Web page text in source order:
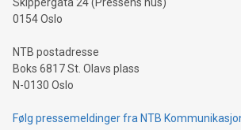
Skippergata 24 (Pressens hus)
0154 Oslo
NTB postadresse
Boks 6817 St. Olavs plass
N-0130 Oslo
Følg pressemeldinger fra NTB